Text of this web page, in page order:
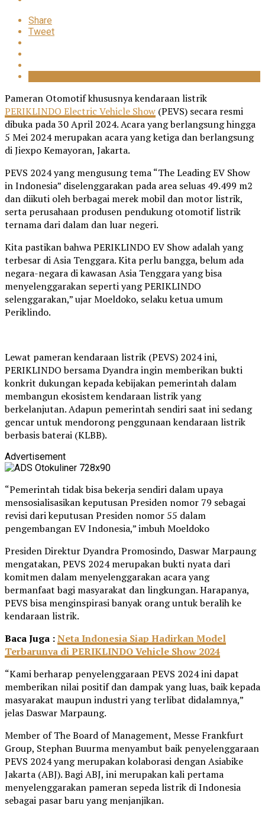
Share
Tweet
Pameran Otomotif khususnya kendaraan listrik
PERIKLINDO Electric Vehicle Show (PEVS) secara resmi
dibuka pada 30 April 2024. Acara yang berlangsung hingga
5 Mei 2024 merupakan acara yang ketiga dan berlangsung
di Jiexpo Kemayoran, Jakarta.
PEVS 2024 yang mengusung tema “The Leading EV Show
in Indonesia” diselenggarakan pada area seluas 49.499 m2
dan diikuti oleh berbagai merek mobil dan motor listrik,
serta perusahaan produsen pendukung otomotif listrik
ternama dari dalam dan luar negeri.
Kita pastikan bahwa PERIKLINDO EV Show adalah yang
terbesar di Asia Tenggara. Kita perlu bangga, belum ada
negara-negara di kawasan Asia Tenggara yang bisa
menyelenggarakan seperti yang PERIKLINDO
selenggarakan,” ujar Moeldoko, selaku ketua umum
Periklindo.
Lewat pameran kendaraan listrik (PEVS) 2024 ini,
PERIKLINDO bersama Dyandra ingin memberikan bukti
konkrit dukungan kepada kebijakan pemerintah dalam
membangun ekosistem kendaraan listrik yang
berkelanjutan. Adapun pemerintah sendiri saat ini sedang
gencar untuk mendorong penggunaan kendaraan listrik
berbasis baterai (KLBB).
Advertisement
“Pemerintah tidak bisa bekerja sendiri dalam upaya
mensosialisasikan keputusan Presiden nomor 79 sebagai
revisi dari keputusan Presiden nomor 55 dalam
pengembangan EV Indonesia,” imbuh Moeldoko
Presiden Direktur Dyandra Promosindo, Daswar Marpaung
mengatakan, PEVS 2024 merupakan bukti nyata dari
komitmen dalam menyelenggarakan acara yang
bermanfaat bagi masyarakat dan lingkungan. Harapanya,
PEVS bisa menginspirasi banyak orang untuk beralih ke
kendaraan listrik.
Baca Juga :Neta Indonesia Siap Hadirkan Model
Terbarunya di PERIKLINDO Vehicle Show 2024
“Kami berharap penyelenggaraan PEVS 2024 ini dapat
memberikan nilai positif dan dampak yang luas, baik kepada
masyarakat maupun industri yang terlibat didalamnya,”
jelas Daswar Marpaung.
Member of The Board of Management, Messe Frankfurt
Group, Stephan Buurma menyambut baik penyelenggaraan
PEVS 2024 yang merupakan kolaborasi dengan Asiabike
Jakarta (ABJ). Bagi ABJ, ini merupakan kali pertama
menyelenggarakan pameran sepeda listrik di Indonesia
sebagai pasar baru yang menjanjikan.